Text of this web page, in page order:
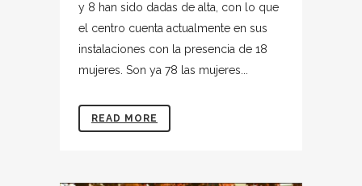
y 8 han sido dadas de alta, con lo que
el centro cuenta actualmente en sus
instalaciones con la presencia de 18
mujeres. Son ya 78 las mujeres...
READ MORE